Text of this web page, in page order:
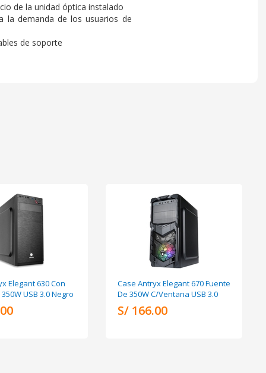
de la unidad óptica instalado
la demanda de los usuarios de
de soporte
Elegant 630 Con
USB 3.0 Negro
Case Antryx Elegant 670 Fuente
De 350W C/Ventana USB 3.0
S/ 166.00